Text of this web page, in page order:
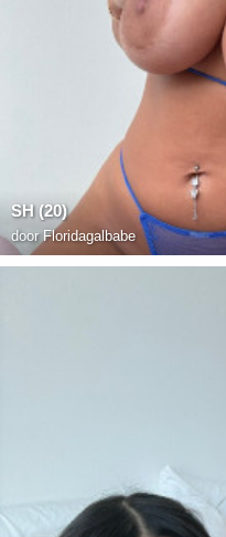
SH (20)
doorFloridagalbabe